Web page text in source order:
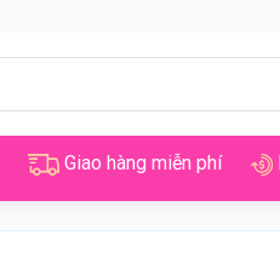
Giao hàng miễn phí